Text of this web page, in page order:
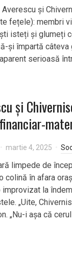
și
fețele): membri
isteți și glumeți
și împartă
serioasă
și
martie 4, 2025
limpede de
colină în afara
la
„Uite,
„Nu-i așa că